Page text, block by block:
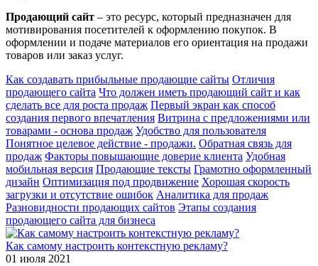
Продающий сайт – это ресурс, который предназначен для
мотивирования посетителей к оформлению покупок. В
оформлении и подаче материалов его ориентация на продажи
товаров или заказ услуг.
Как создавать прибыльные продающие сайты Отличия
продающего сайта Что должен иметь продающий сайт и как
сделать все для роста продаж Первый экран как способ
создания первого впечатления Витрина с предложениями или
товарами - основа продаж Удобство для пользователя
Понятное целевое действие - продажи. Обратная связь для
продаж Факторы повышающие доверие клиента Удобная
мобильная версия Продающие тексты Грамотно оформленный
дизайн Оптимизация под продвижение Хорошая скорость
загрузки и отсутствие ошибок Аналитика для продаж
Разновидности продающих сайтов Этапы создания
продающего сайта для бизнеса
Как самому настроить контекстную рекламу?
01 июля 2021